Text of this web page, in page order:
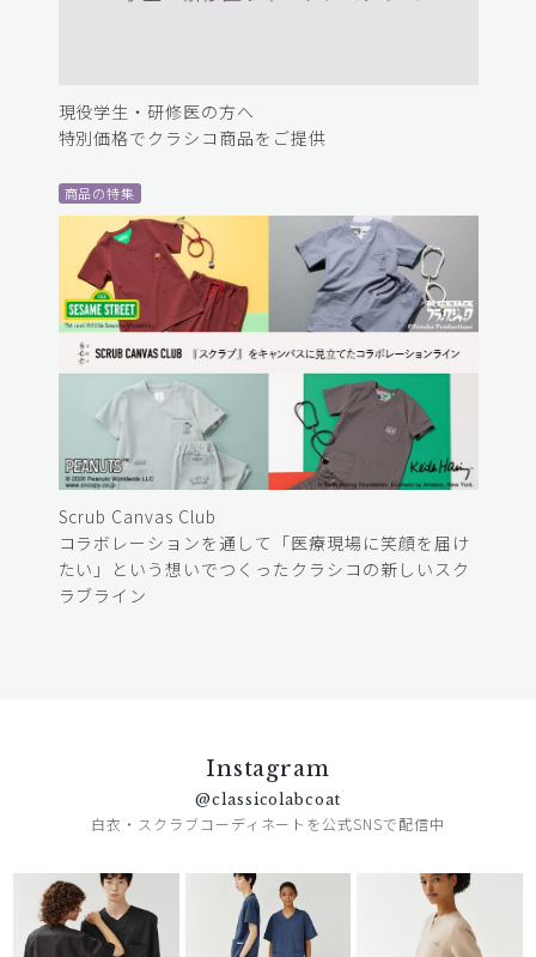
現役学生・研修医の方へ
特別価格でクラシコ商品をご提供
商品の特集
Scrub Canvas Club
コラボレーションを通して「医療現場に笑顔を届け
たい」という想いでつくったクラシコの新しいスク
ラブライン
Instagram
@classicolabcoat
白衣・スクラブコーディネートを公式SNSで配信中